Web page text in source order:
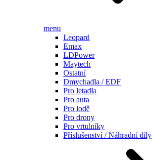
menu
Leopard
Emax
LDPower
Maytech
Ostatní
Dmychadla / EDF
Pro letadla
Pro auta
Pro lodě
Pro drony
Pro vrtulníky
Příslušenství / Náhradní díly